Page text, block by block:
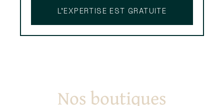
L’EXPERTISE EST GRATUITE
Nos boutiques